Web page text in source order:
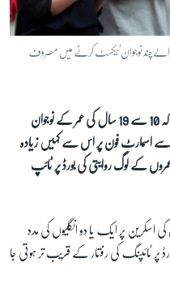
والے چند نوجوان ٹیکسٹ کرنے میں مصروف
ایک نئی تحقیق سے پتا چلا ہے کہ 10 سے 19 سال کی عمر کے نوجوان
سے اسمارٹ فون پر اس سے کہیں زیادہ
ہیں جتنا کہ 40 سال کی عمروں کے لوگ روایتی کی بورڈ پر ٹائپ
اسکرین پر ایک یا دو انگلیوں کی مدد
پر ٹائپنگ کی رفتار کے قریب تر ہوتی جا